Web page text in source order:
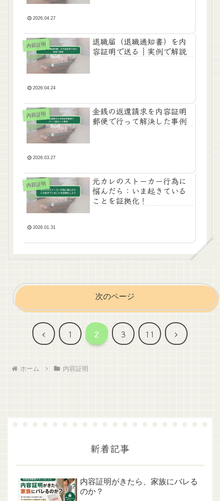
2026.04.27
内容証明
退職届（退職通知書）を内
容証明で送る｜実例で解説
2026.04.24
内容証明
金銭の返還請求を内容証明
郵便で行って解決した事例
2026.03.27
内容証明
元カレのストーカー行為に
悩んだら：いま起きている
ことを証拠化！
2026.01.31
次のページ
前
1 2 3 11
次
ホーム 内容証明
新着記事
内容証明がきたら、家族にバレる
のか？